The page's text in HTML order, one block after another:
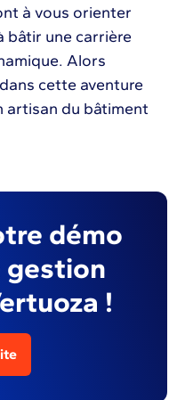
à vous orienter
bâtir une carrière
Alors
cette aventure
artisan du bâtiment
démo
gestion
!